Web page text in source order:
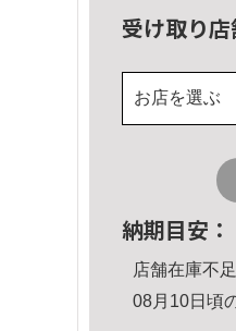
受け取り店
お店を選ぶ
納期目安：
店舗在庫不
08月10日頃